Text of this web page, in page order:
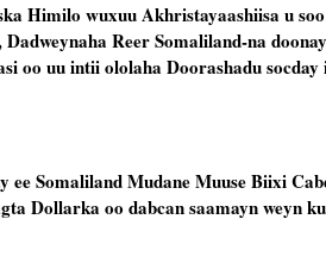
Himilo wuxuu Akhristayaashiisa u
Reer Somaliland-na
oo uu intii ololaha Doorashadu
ee Somaliland Mudane Muuse Biixi
Dollarka oo dabcan saamayn weyn